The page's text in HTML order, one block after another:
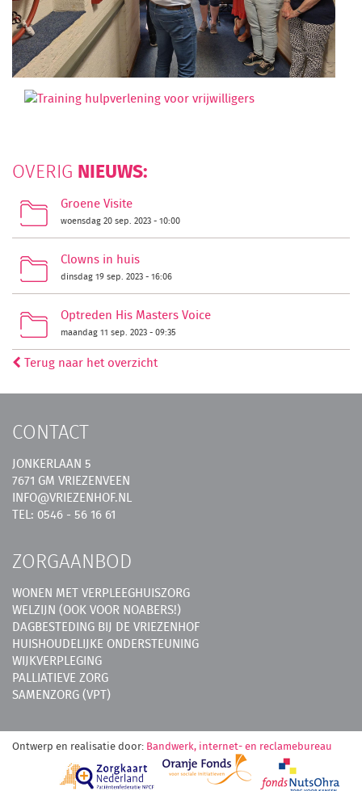
OVERIG NIEUWS:
Groene Visite
woensdag 20 sep. 2023 - 10:00
Clowns in huis
dinsdag 19 sep. 2023 - 16:06
Optreden His Masters Voice
maandag 11 sep. 2023 - 09:35
Terug naar het overzicht
CONTACT
JONKERLAAN 5
7671 GM VRIEZENVEEN
INFO@VRIEZENHOF.NL
TEL: 0546 - 56 16 61
ZORGAANBOD
WONEN MET VERPLEEGHUISZORG
WELZIJN (OOK VOOR NOABERS!)
DAGBESTEDING BIJ DE VRIEZENHOF
HUISHOUDELIJKE ONDERSTEUNING
WIJKVERPLEGING
PALLIATIEVE ZORG
SAMENZORG (VPT)
Ontwerp en realisatie door: Bandwerk, internet- en reclamebureau